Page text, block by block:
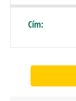
Cím: